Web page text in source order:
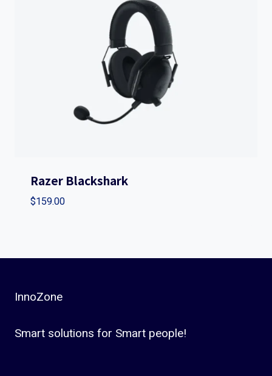
Razer Blackshark
$159.00
InnoZone
Smart solutions for Smart people!